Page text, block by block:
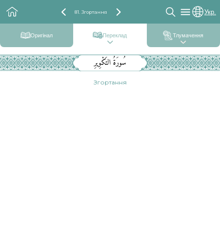
81. Згортання Укр.
Оригінал Переклад Тлумачення
سُورَةُ التَكْوِيرِ
Згортання